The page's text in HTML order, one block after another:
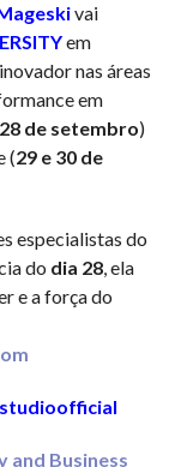
vai
em
nas áreas
em
28 de setembro)
(29 e 30 de
especialistas do
do dia 28, ela
e a força do
and Business